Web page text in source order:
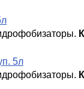
.
5л
.